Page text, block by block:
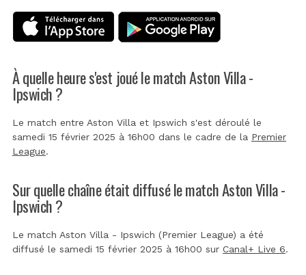
À quelle heure s'est joué le match Aston Villa -
Ipswich ?
Le match entre Aston Villa et Ipswich s'est déroulé le
samedi 15 février 2025 à 16h00 dans le cadre de la Premier
League.
Sur quelle chaîne était diffusé le match Aston Villa -
Ipswich ?
Le match Aston Villa - Ipswich (Premier League) a été
diffusé le samedi 15 février 2025 à 16h00 sur Canal+ Live 6.